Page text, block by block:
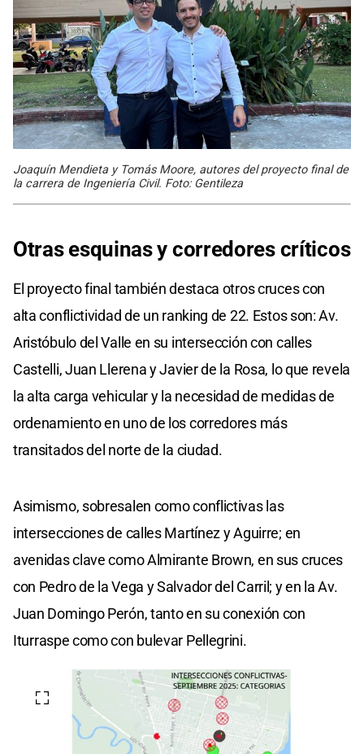
Joaquín Mendieta y Tomás Moore, autores del proyecto final de
la carrera de Ingeniería Civil. Foto: Gentileza
Otras esquinas y corredores críticos
El proyecto final también destaca otros cruces con
alta conflictividad de un ranking de 22. Estos son: Av.
Aristóbulo del Valle en su intersección con calles
Castelli, Juan Llerena y Javier de la Rosa, lo que revela
la alta carga vehicular y la necesidad de medidas de
ordenamiento en uno de los corredores más
transitados del norte de la ciudad.
Asimismo, sobresalen como conflictivas las
intersecciones de calles Martínez y Aguirre; en
avenidas clave como Almirante Brown, en sus cruces
con Pedro de la Vega y Salvador del Carril; y en la Av.
Juan Domingo Perón, tanto en su conexión con
Iturraspe como con bulevar Pellegrini.